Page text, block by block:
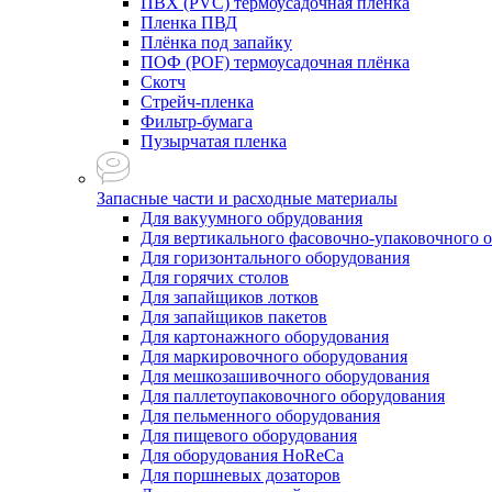
Пленка ПВД
Плёнка под запайку
ПОФ (POF) термоусадочная плёнка
Скотч
Стрейч-пленка
Фильтр-бумага
Пузырчатая пленка
Запасные части и расходные материалы
Для вакуумного обрудования
Для вертикального фасовочно-упаковочного
Для горизонтального оборудования
Для горячих столов
Для запайщиков лотков
Для запайщиков пакетов
Для картонажного оборудования
Для маркировочного оборудования
Для мешкозашивочного оборудования
Для паллетоупаковочного оборудования
Для пельменного оборудования
Для пищевого оборудования
Для оборудования HoReCa
Для поршневых дозаторов